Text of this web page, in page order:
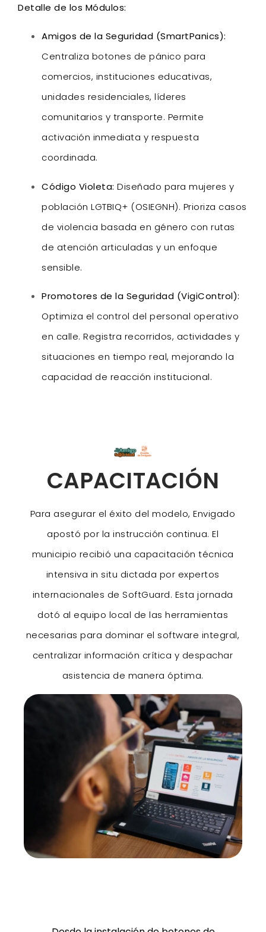
Detalle de los Módulos:
Amigos de la Seguridad (SmartPanics):
Centraliza botones de pánico para
comercios, instituciones educativas,
unidades residenciales, líderes
comunitarios y transporte. Permite
activación inmediata y respuesta
coordinada.
Código Violeta: Diseñado para mujeres y
población LGTBIQ+ (OSIEGNH). Prioriza casos
de violencia basada en género con rutas
de atención articuladas y un enfoque
sensible.
Promotores de la Seguridad (VigiControl):
Optimiza el control del personal operativo
en calle. Registra recorridos, actividades y
situaciones en tiempo real, mejorando la
capacidad de reacción institucional.
CAPACITACIÓN
Para asegurar el éxito del modelo, Envigado
apostó por la instrucción continua. El
municipio recibió una capacitación técnica
intensiva in situ dictada por expertos
internacionales de SoftGuard. Esta jornada
dotó al equipo local de las herramientas
necesarias para dominar el software integral,
centralizar información crítica y despachar
asistencia de manera óptima.